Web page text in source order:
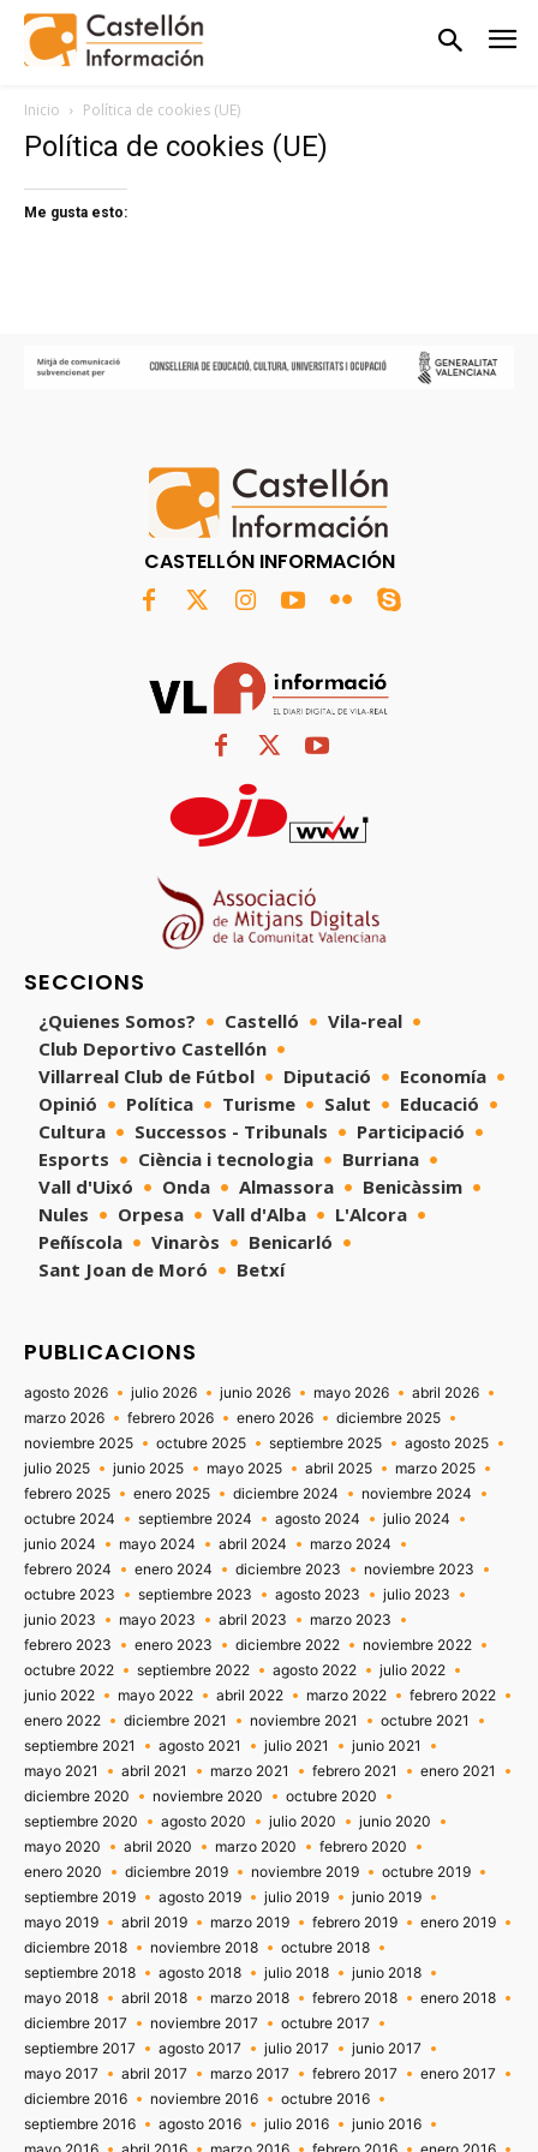
Inicio Política de cookies (UE)
Política de cookies (UE)
Me gusta esto:
CASTELLÓN INFORMACIÓN
SECCIONS
¿Quienes Somos? Castelló
Vila-real
Club Deportivo Castellón
Villarreal Club de Fútbol
Diputació
Economía
Opinió
Política Turisme Salut
Educació
Cultura
Successos - Tribunals
Participació
Esports
Ciència i tecnologia
Burriana
Vall d'Uixó
Onda Almassora
Benicàssim
Nules
Orpesa Vall d'Alba
L'Alcora
Peñíscola
Vinaròs
Benicarló
Sant Joan de Moró
Betxí
PUBLICACIONS
agosto 2026 julio 2026 junio 2026 mayo 2026
abril 2026
marzo 2026
febrero 2026 enero 2026
diciembre 2025
noviembre 2025
octubre 2025 septiembre 2025
agosto 2025
julio 2025
junio 2025 mayo 2025 abril 2025
marzo 2025
febrero 2025
enero 2025 diciembre 2024
noviembre 2024
octubre 2024
septiembre 2024 agosto 2024
julio 2024
junio 2024
mayo 2024 abril 2024
marzo 2024
febrero 2024
enero 2024 diciembre 2023
noviembre 2023
octubre 2023
septiembre 2023 agosto 2023
julio 2023
junio 2023
mayo 2023 abril 2023
marzo 2023
febrero 2023
enero 2023 diciembre 2022
noviembre 2022
octubre 2022
septiembre 2022 agosto 2022
julio 2022
junio 2022
mayo 2022 abril 2022 marzo 2022
febrero 2022
enero 2022
diciembre 2021 noviembre 2021
octubre 2021
septiembre 2021
agosto 2021 julio 2021
junio 2021
mayo 2021
abril 2021 marzo 2021 febrero 2021
enero 2021
diciembre 2020
noviembre 2020
octubre 2020
septiembre 2020
agosto 2020 julio 2020
junio 2020
mayo 2020
abril 2020 marzo 2020
febrero 2020
enero 2020
diciembre 2019 noviembre 2019
octubre 2019
septiembre 2019
agosto 2019 julio 2019
junio 2019
mayo 2019
abril 2019 marzo 2019 febrero 2019
enero 2019
diciembre 2018
noviembre 2018
octubre 2018
septiembre 2018
agosto 2018 julio 2018
junio 2018
mayo 2018
abril 2018 marzo 2018 febrero 2018
enero 2018
diciembre 2017
noviembre 2017
octubre 2017
septiembre 2017
agosto 2017 julio 2017
junio 2017
mayo 2017
abril 2017 marzo 2017 febrero 2017
enero 2017
diciembre 2016
noviembre 2016
octubre 2016
septiembre 2016
agosto 2016 julio 2016
junio 2016